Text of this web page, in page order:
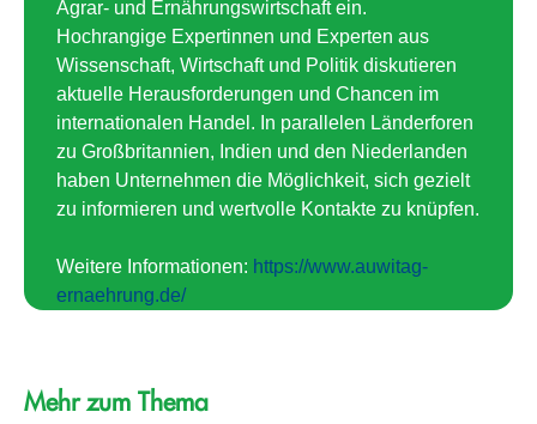
Agrar- und Ernährungswirtschaft ein.
Hochrangige Expertinnen und Experten aus
Wissenschaft, Wirtschaft und Politik diskutieren
aktuelle Herausforderungen und Chancen im
internationalen Handel. In parallelen Länderforen
zu Großbritannien, Indien und den Niederlanden
haben Unternehmen die Möglichkeit, sich gezielt
zu informieren und wertvolle Kontakte zu knüpfen.
Weitere Informationen: https://www.auwitag-
ernaehrung.de/
Mehr zum Thema